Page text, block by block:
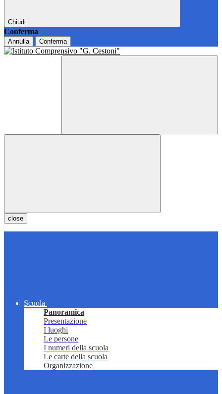
Chiudi
Conferma
Annulla Conferma
close
Scuola
Panoramica
Presentazione
I luoghi
Le persone
I numeri della scuola
Le carte della scuola
Organizzazione